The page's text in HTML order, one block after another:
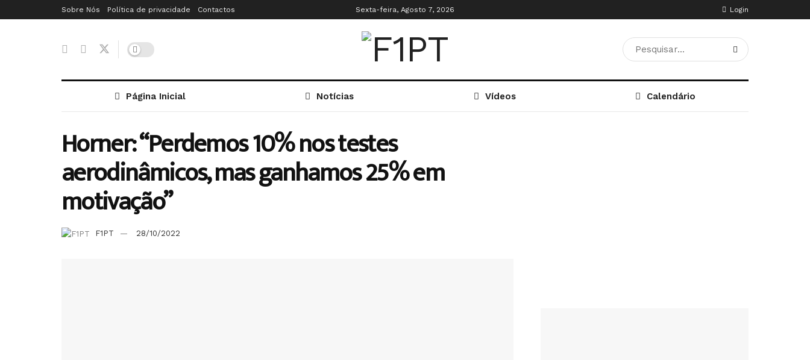
Sobre Nós Política de privacidade Contactos Sexta-feira, Agosto 7, 2026 Login
Página Inicial Notícias Vídeos Calendário
Horner: “Perdemos 10% nos testes
aerodinâmicos, mas ganhamos 25% em
motivação”
F1PT 28/10/2022